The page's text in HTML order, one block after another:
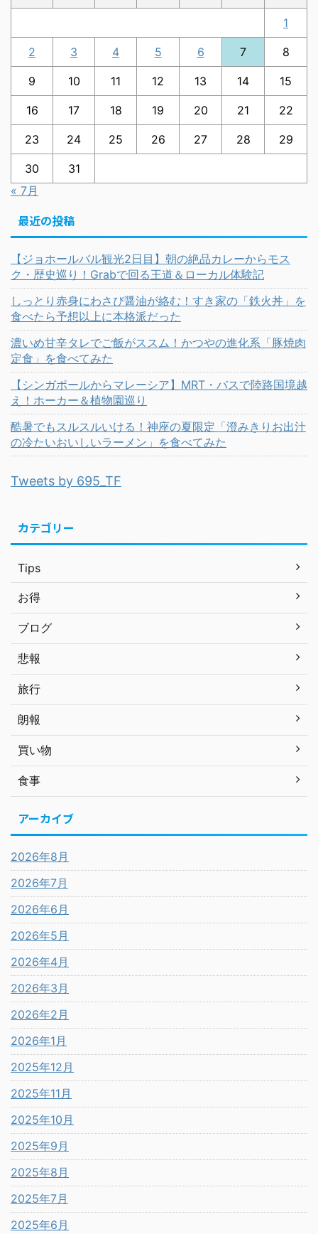
1
2 3 4 5 6 7 8
9 10 11 12 13 14 15
16 17 18 19 20 21 22
23 24 25 26 27 28 29
30
31
« 7月
最近の投稿
【ジョホールバル観光2日目】朝の絶品カレーからモス
ク・歴史巡り！Grabで回る王道＆ローカル体験記
しっとり赤身にわさび醤油が絡む！すき家の「鉄火丼」を
食べたら予想以上に本格派だった
濃いめ甘辛タレでご飯がススム！かつやの進化系「豚焼肉
定食」を食べてみた
【シンガポールからマレーシア】MRT・バスで陸路国境越
え！ホーカー＆植物園巡り
酷暑でもスルスルいける！神座の夏限定「澄みきりお出汁
の冷たいおいしいラーメン」を食べてみた
Tweets by 695_TF
カテゴリー
Tips
お得
ブログ
悲報
旅行
朗報
買い物
食事
アーカイブ
2026年8月
2026年7月
2026年6月
2026年5月
2026年4月
2026年3月
2026年2月
2026年1月
2025年12月
2025年11月
2025年10月
2025年9月
2025年8月
2025年7月
2025年6月